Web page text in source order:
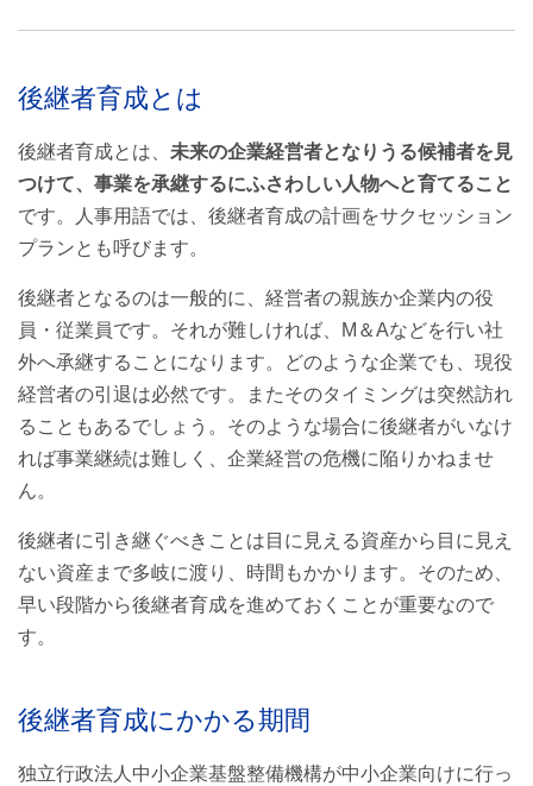
後継者育成にかかる期間
後継者が育たなければ休廃業や解散も
後継者育成における課題
人材不足
事業承継に向けた準備が大変
後継者育成の課題解決のポイント
①経営数値を社内に公開する
②さまざまな部門や役職を経験させる
④M＆Aを検討する
後継者育成の流れ
②経営状況の把握
後継者育成とは
後継者育成とは、 未来の企業経営者となりうる候補者を見
つけて、事業を承継するにふさわしい人物へと育てること
です。人事用語では、後継者育成の計画をサクセッション
プランとも呼びます。
後継者となるのは一般的に、経営者の親族か企業内の役
員・従業員です。それが難しければ、M＆Aなどを行い社
外へ承継することになります。どのような企業でも、現役
経営者の引退は必然です。またそのタイミングは突然訪れ
ることもあるでしょう。そのような場合に後継者がいなけ
れば事業継続は難しく、企業経営の危機に陥りかねませ
ん。
後継者に引き継ぐべきことは目に見える資産から目に見え
ない資産まで多岐に渡り、時間もかかります。そのため、
早い段階から後継者育成を進めておくことが重要なので
す。
後継者育成にかかる期間
独立行政法人中小企業基盤整備機構が中小企業向けに行っ